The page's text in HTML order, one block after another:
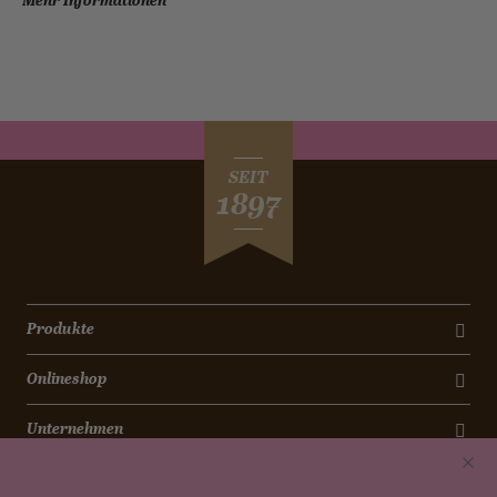
SEIT
1897
Produkte
Onlineshop
Unternehmen